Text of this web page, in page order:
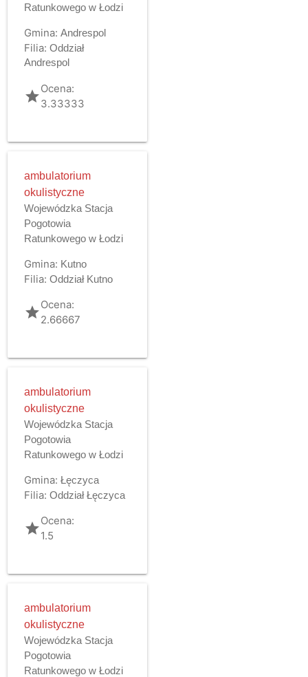
Ratunkowego w Łodzi
Gmina: Andrespol
Filia: Oddział
Andrespol
gradeOcena:
3.33333
ambulatorium
okulistyczne
Wojewódzka Stacja
Pogotowia
Ratunkowego w Łodzi
Gmina: Kutno
Filia: Oddział Kutno
gradeOcena:
2.66667
ambulatorium
okulistyczne
Wojewódzka Stacja
Pogotowia
Ratunkowego w Łodzi
Gmina: Łęczyca
Filia: Oddział Łęczyca
gradeOcena:
1.5
ambulatorium
okulistyczne
Wojewódzka Stacja
Pogotowia
Ratunkowego w Łodzi